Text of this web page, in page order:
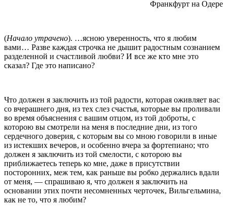
Франкфурт на Одере
(Начало утрачено). …ясною уверенность, что я любим
вами… Разве каждая строчка не дышит радост­ным сознанием
разделенной и счастливой любви? И все же кто мне это
сказал? Где это написано?
Что должен я заключить из той радости, которая оживляет вас
со вчерашнего дня, из тех слез счастья, которые вы проливали
во время объяснения с вашим отцом, из той доброты, с
которою вы смо­трели на меня в последние дни, из того
сердечного доверия, с которым вы со мною говорили в иные
из истекших вечеров, и особенно вчера за форте­пиано; что
должен я заключить из той смелости, с которою вы
приближаетесь теперь ко мне, даже в при­сутствии
посторонних, меж тем, как раньше вы робко держались вдали
от меня, — спрашиваю я, что должен я заключить на
основании этих почти несо­мненных черточек, Вильгельмина,
как не то, что я­ любим?